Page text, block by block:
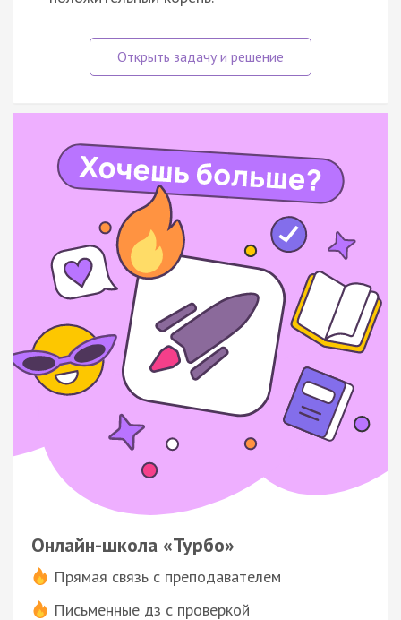
Онлайн-школа «Турбо»
Прямая связь с преподавателем
Письменные дз с проверкой